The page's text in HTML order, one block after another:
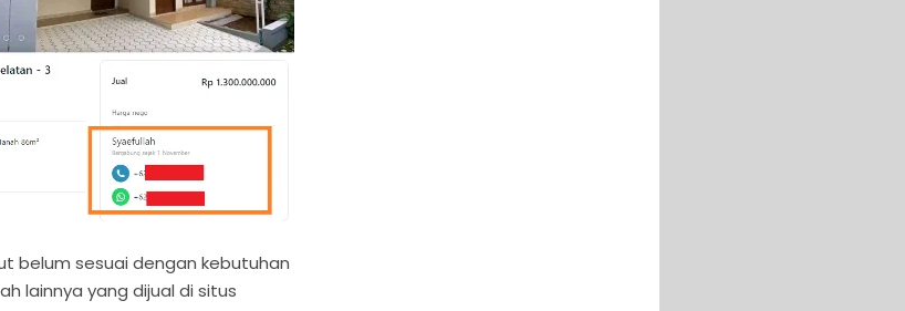
belum sesuai dengan kebutuhan
lainnya yang dijual di situs